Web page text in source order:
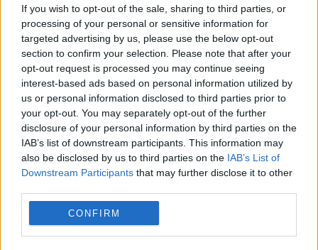
If you wish to opt-out of the sale, sharing to third parties, or
processing of your personal or sensitive information for
targeted advertising by us, please use the below opt-out
section to confirm your selection. Please note that after your
opt-out request is processed you may continue seeing
interest-based ads based on personal information utilized by
us or personal information disclosed to third parties prior to
your opt-out. You may separately opt-out of the further
disclosure of your personal information by third parties on the
IAB’s list of downstream participants. This information may
also be disclosed by us to third parties on the IAB’s List of
Downstream Participants that may further disclose it to other
CONFIRM
Angela Ciochină, un om-lumină
8 IULIE 2015
Cântăreaţa Angela Ciochină a murit marţi.